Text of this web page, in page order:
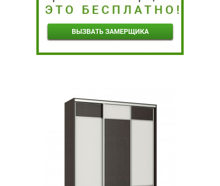
ВЫЗВАТЬ ЗАМЕРЩИКА